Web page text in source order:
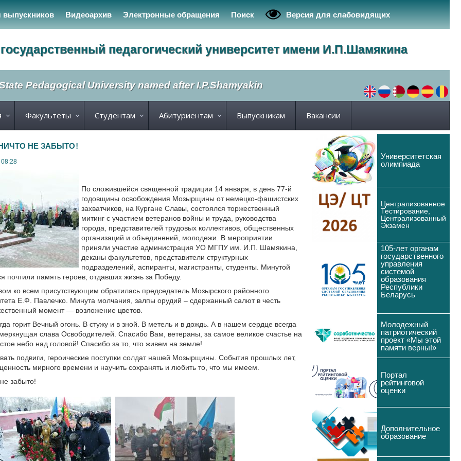
выпускников Видеоархив Электронные обращения Поиск Версия для слабовидящих
педагогический университет имени И.П.Шамякина
Pedagogical University named after I.P.Shamyakin
Факультеты Студентам Абитуриентам Выпускникам Вакансии
НЕ ЗАБЫТО!
08:28
По сложившейся священной традиции 14 января, в день 77-й
годовщины освобождения Мозырщины от немецко-фашистских
захватчиков, на Кургане Славы, состоялся торжественный
митинг с участием ветеранов войны и труда, руководства
города, представителей трудовых коллективов, общественных
организаций и объединений, молодежи. В мероприятии
приняли участие администрация УО МГПУ им. И.П. Шамякина,
деканы факультетов, представители структурных
подразделений, аспиранты, магистранты, студенты. Минутой
почтили память героев, отдавших жизнь за Победу.
ко всем присутствующим обратилась председатель Мозырского районного
Е.Ф. Павлечко. Минута молчания, залпы орудий – сдержанный салют в честь
момент — возложение цветов.
горит Вечный огонь. В стужу и в зной. В метель и в дождь. А в нашем сердце всегда
слава Освободителей. Спасибо Вам, ветераны, за самое великое счастье на
небо над головой! Спасибо за то, что живем на земле!
подвиги, героические поступки солдат нашей Мозырщины. События прошлых лет,
мирного времени и научить сохранять и любить то, что мы имеем.
забыто!
Университетская
олимпиада
Централизованное
Тестирование,
Централизованный
Экзамен
105-лет органам
государственного
управления
системой
образования
Республики
Беларусь
Молодежный
патриотический
проект «Мы этой
памяти верны!»
Портал
рейтинговой
оценки
Дополнительное
образование